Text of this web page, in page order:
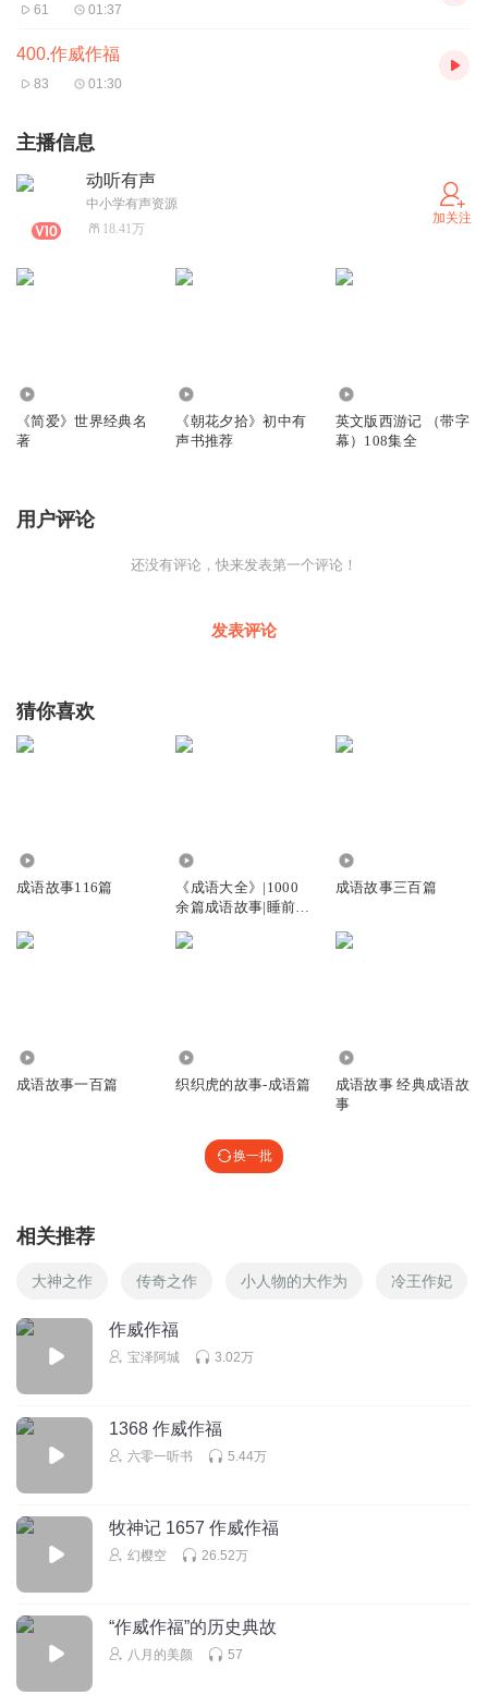
61 01:37
400.作威作福
83 01:30
主播信息
动听有声
中小学有声资源
18.41万
加关注
《简爱》世界经典名
著
《朝花夕拾》初中有
声书推荐
英文版西游记 （带字
幕）108集全
用户评论
还没有评论，快来发表第一个评论！
发表评论
猜你喜欢
成语故事116篇
《成语大全》|1000
余篇成语故事|睡前故
成语故事三百篇
成语故事一百篇 织织虎的故事-成语篇
成语故事 经典成语故
事
换一批
相关推荐
大神之作 传奇之作 小人物的大作为 冷王作妃
作威作福
宝泽阿城 3.02万
1368 作威作福
六零一听书 5.44万
牧神记 1657 作威作福
幻樱空 26.52万
“作威作福”的历史典故
八月的美颜 57